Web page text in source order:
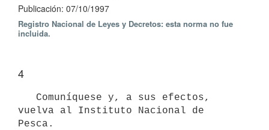
Publicación: 07/10/1997
Registro Nacional de Leyes y Decretos: esta norma no fue
incluida.
4
vuelva al Instituto Nacional de
Pesca.